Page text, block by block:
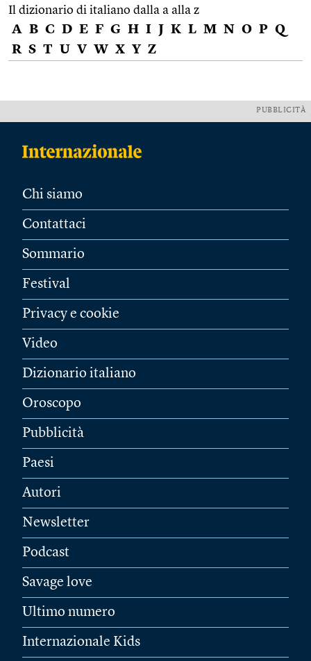
Il dizionario di italiano dalla a alla z
A B C D E F G H I J K L M N O P Q
R S T U V W X Y Z
PUBBLICITÀ
Chi siamo
Contattaci
Sommario
Festival
Privacy e cookie
Video
Dizionario italiano
Oroscopo
Pubblicità
Paesi
Autori
Newsletter
Podcast
Savage love
Ultimo numero
Internazionale Kids